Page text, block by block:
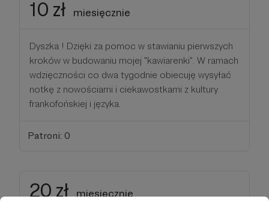
10 zł miesięcznie
Dyszka ! Dzięki za pomoc w stawianiu pierwszych
kroków w budowaniu mojej "kawiarenki". W ramach
wdzięczności co dwa tygodnie obiecuję wysyłać
notkę z nowościami i ciekawostkami z kultury
frankofońskiej i języka.
Patroni: 0
20 zł miesięcznie